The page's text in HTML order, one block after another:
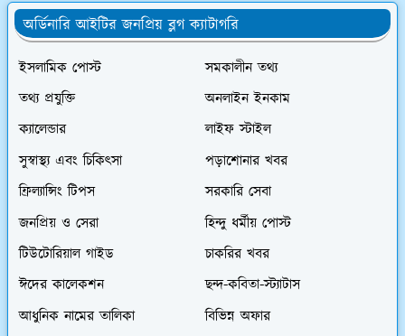
অর্ডিনারি আইটির জনপ্রিয় ব্লগ ক্যাটাগরি
ইসলামিক পোস্ট
সমকালীন তথ্য
তথ্য প্রযুক্তি
অনলাইন ইনকাম
ক্যালেন্ডার
লাইফ স্টাইল
সুস্বাস্থ্য এবং চিকিৎসা
পড়াশোনার খবর
ফ্রিল্যান্সিং টিপস
সরকারি সেবা
জনপ্রিয় ও সেরা
হিন্দু ধর্মীয় পোস্ট
টিউটোরিয়াল গাইড
চাকরির খবর
ঈদের কালেকশন
ছন্দ-কবিতা-স্ট্যাটাস
আধুনিক নামের তালিকা
বিভিন্ন অফার